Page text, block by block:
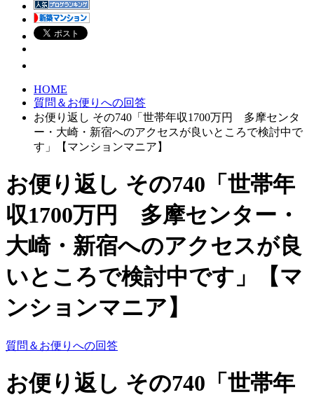
HOME
質問＆お便りへの回答
お便り返し その740「世帯年収1700万円 多摩センタ
ー・大崎・新宿へのアクセスが良いところで検討中で
す」【マンションマニア】
お便り返し その740「世帯年
収1700万円 多摩センター・
大崎・新宿へのアクセスが良
いところで検討中です」【マ
ンションマニア】
質問＆お便りへの回答
お便り返し その740「世帯年